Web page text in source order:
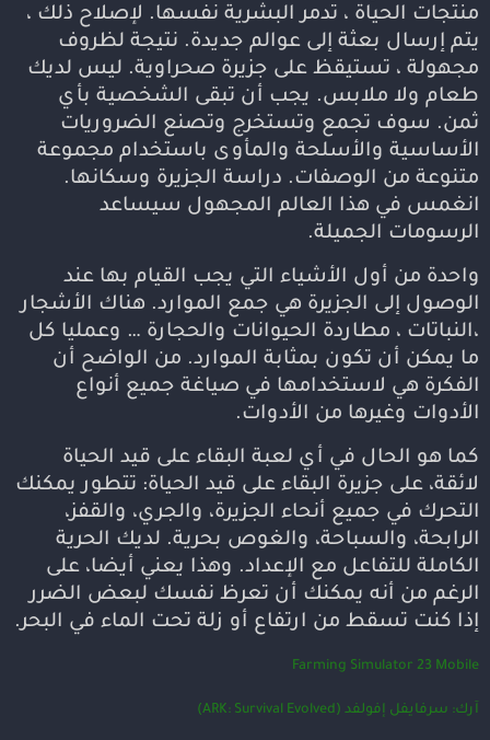
منتجات الحياة ، تدمر البشرية نفسها. لإصلاح ذلك ،
يتم إرسال بعثة إلى عوالم جديدة. نتيجة لظروف
مجهولة ، تستيقظ على جزيرة صحراوية. ليس لديك
طعام ولا ملابس. يجب أن تبقى الشخصية بأي
ثمن. سوف تجمع وتستخرج وتصنع الضروريات
الأساسية والأسلحة والمأوى باستخدام مجموعة
متنوعة من الوصفات. دراسة الجزيرة وسكانها.
انغمس في هذا العالم المجهول سيساعد
الرسومات الجميلة.
واحدة من أول الأشياء التي يجب القيام بها عند
الوصول إلى الجزيرة هي جمع الموارد. هناك الأشجار
،النباتات ، مطاردة الحيوانات والحجارة … وعمليا كل
ما يمكن أن تكون بمثابة الموارد. من الواضح أن
الفكرة هي لاستخدامها في صياغة جميع أنواع
الأدوات وغيرها من الأدوات.
كما هو الحال في أي لعبة البقاء على قيد الحياة
لائقة، على جزيرة البقاء على قيد الحياة: تتطور يمكنك
التحرك في جميع أنحاء الجزيرة، والجري، والقفز،
الرابحة، والسباحة، والغوص بحرية. لديك الحرية
الكاملة للتفاعل مع الإعداد. وهذا يعني أيضا، على
الرغم من أنه يمكنك أن تعرظ نفسك لبعض الضرر
إذا كنت تسقط من ارتفاع أو زلة تحت الماء في البحر.
Farming Simulator 23 Mobile
آرك: سرفايفل إفولفد (ARK: Survival Evolved)